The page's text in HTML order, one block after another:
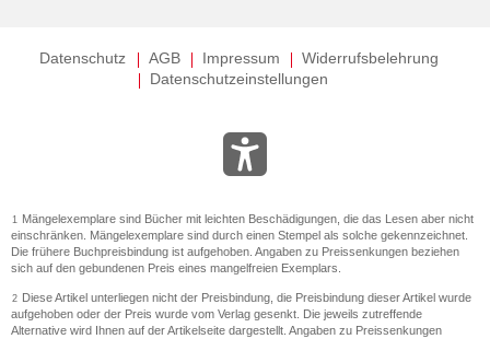
Datenschutz AGB Impressum
Widerrufsbelehrung
Datenschutzeinstellungen
1 Mängelexemplare sind Bücher mit leichten Beschädigungen, die das Lesen aber nicht
einschränken. Mängelexemplare sind durch einen Stempel als solche gekennzeichnet.
Die frühere Buchpreisbindung ist aufgehoben. Angaben zu Preissenkungen beziehen
sich auf den gebundenen Preis eines mangelfreien Exemplars.
2 Diese Artikel unterliegen nicht der Preisbindung, die Preisbindung dieser Artikel wurde
aufgehoben oder der Preis wurde vom Verlag gesenkt. Die jeweils zutreffende
Alternative wird Ihnen auf der Artikelseite dargestellt. Angaben zu Preissenkungen